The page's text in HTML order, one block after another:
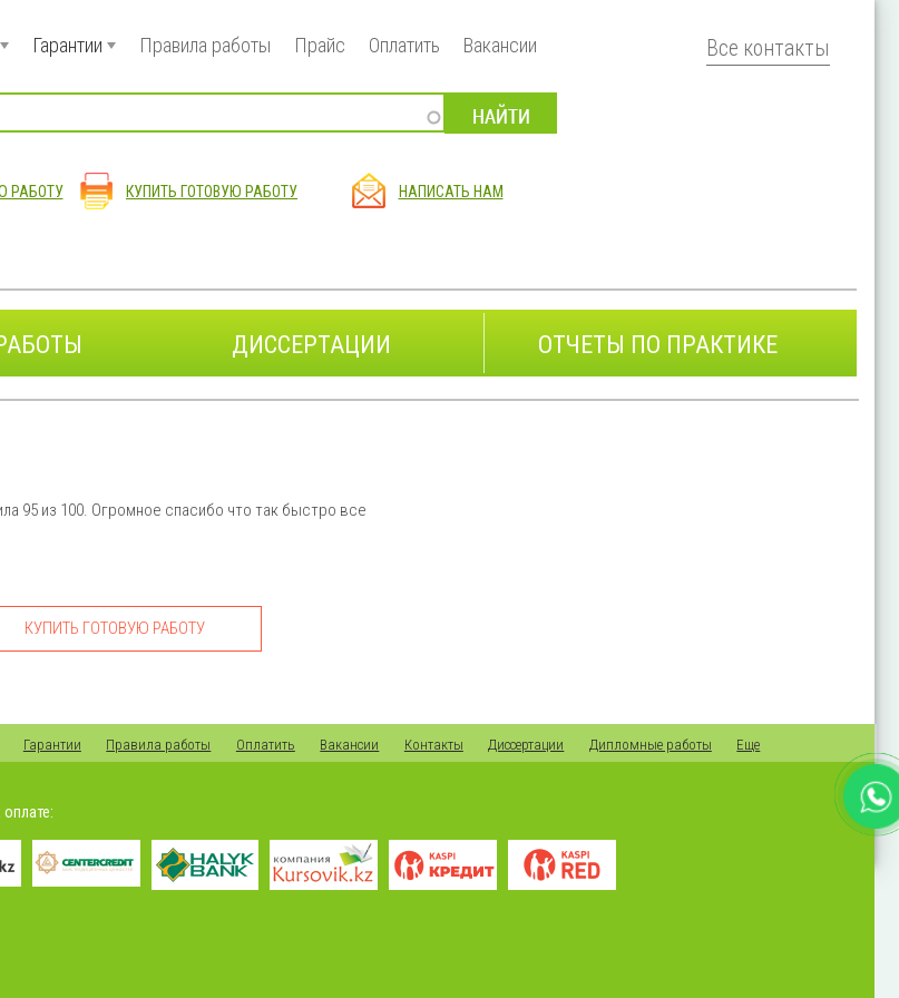
Гарантии Правила работы Прайс Оплатить Вакансии
РАБОТУ КУПИТЬ ГОТОВУЮ РАБОТУ НАПИСАТЬ НАМ
Все контакты
ДИССЕРТАЦИИ ОТЧЕТЫ ПО ПРАКТИКЕ
95 из 100. Огромное спасибо что так быстро все
КУПИТЬ ГОТОВУЮ РАБОТУ
Гарантии Правила работы Оплатить Вакансии Контакты Диссертации Дипломные работы Еще